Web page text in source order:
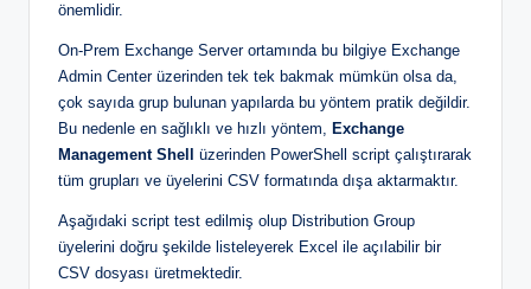
önemlidir.
On-Prem Exchange Server ortamında bu bilgiye Exchange
Admin Center üzerinden tek tek bakmak mümkün olsa da,
çok sayıda grup bulunan yapılarda bu yöntem pratik değildir.
Bu nedenle en sağlıklı ve hızlı yöntem, Exchange
Management Shell
üzerinden PowerShell script çalıştırarak
tüm grupları ve üyelerini CSV formatında dışa aktarmaktır.
Aşağıdaki script test edilmiş olup Distribution Group
üyelerini doğru şekilde listeleyerek Excel ile açılabilir bir
CSV dosyası üretmektedir.